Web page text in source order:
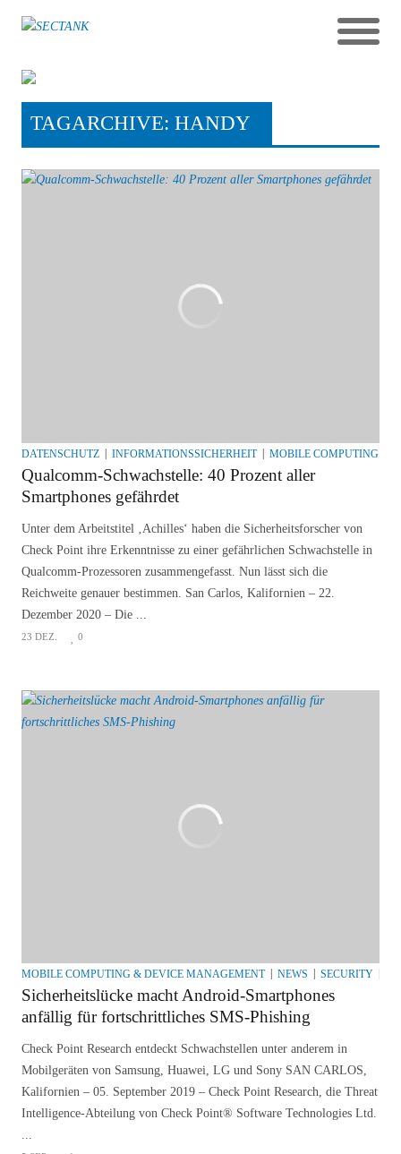
TAGARCHIVE: HANDY
DATENSCHUTZ INFORMATIONSSICHERHEIT MOBILE COMPUTING &
Qualcomm-Schwachstelle: 40 Prozent aller
Smartphones gefährdet
Unter dem Arbeitstitel ‚Achilles‘ haben die Sicherheitsforscher von
Check Point ihre Erkenntnisse zu einer gefährlichen Schwachstelle in
Qualcomm-Prozessoren zusammengefasst. Nun lässt sich die
Reichweite genauer bestimmen. San Carlos, Kalifornien – 22.
Dezember 2020 – Die ...
23 DEZ. 0
MOBILE COMPUTING & DEVICE MANAGEMENT NEWS SECURITY
Sicherheitslücke macht Android-Smartphones
anfällig für fortschrittliches SMS-Phishing
Check Point Research entdeckt Schwachstellen unter anderem in
Mobilgeräten von Samsung, Huawei, LG und Sony SAN CARLOS,
Kalifornien – 05. September 2019 – Check Point Research, die Threat
Intelligence-Abteilung von Check Point® Software Technologies Ltd.
...